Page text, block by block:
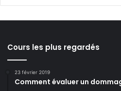
Cours les plus regardés
23 février 2019
Comment évaluer un